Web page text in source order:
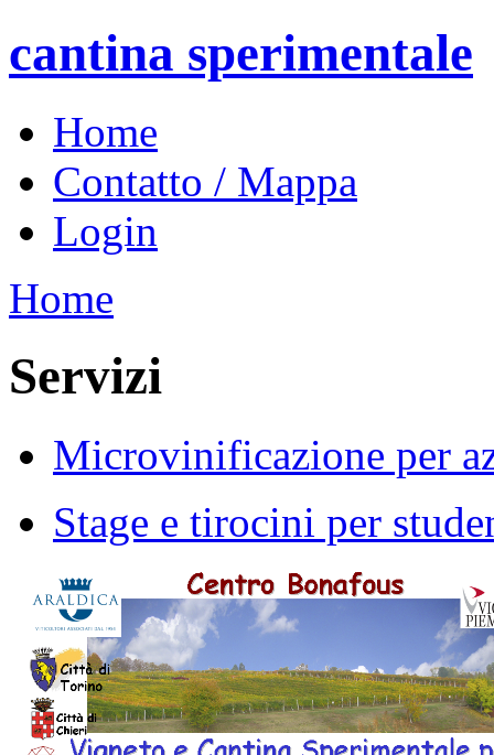
cantina sperimentale
Home
Contatto / Mappa
Login
Home
Servizi
Microvinificazione per
Stage e tirocini per